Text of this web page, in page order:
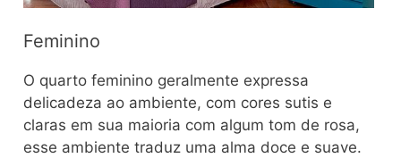
Feminino
O quarto feminino geralmente expressa
delicadeza ao ambiente, com cores sutis e
claras em sua maioria com algum tom de rosa,
esse ambiente traduz uma alma doce e suave.